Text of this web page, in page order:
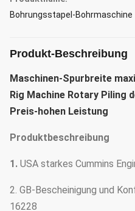
Bohrungsstapel-Bohrmaschine
Produkt-Beschreibung
Maschinen-Spurbreite
Rig Machine Rotary Piling
Preis-hohen Leistung
Produktbeschreibung
1. USA starkes Cummins
2. GB-Bescheinigung und
16228